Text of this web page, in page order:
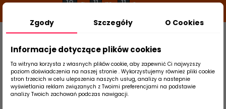
18 g 11 m 10 s
Szukaj
produktu
Strona Główna Salon / Taras Cerrad
Zgody Szczegóły O Cookies
Informacje dotyczące plików cookies
Ta witryna korzysta z własnych plików cookie, aby zapewnić Ci najwyższy
poziom doświadczenia na naszej stronie . Wykorzystujemy również pliki cookie
stron trzecich w celu ulepszenia naszych usług, analizy a nastepnie
wyświetlania reklam związanych z Twoimi preferencjami na podstawie
analizy Twoich zachowań podczas nawigacji.